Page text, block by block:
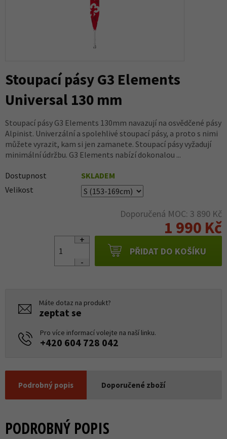
Stoupací pásy G3 Elements
Universal 130 mm
Stoupací pásy G3 Elements 130mm navazují na osvědčené pásy
Alpinist. Univerzální a spolehlivé stoupací pásy, a proto s nimi
můžete vyrazit, kam si jen zamanete. Stoupací pásy vyžadují
minimální údržbu. G3 Elements nabízí dokonalou ...
Dostupnost
SKLADEM
Velikost
Doporučená MOC: 3 890 Kč
1 990 Kč
PŘIDAT DO KOŠÍKU
Máte dotaz na produkt?
zeptat se
Pro více informací volejte na naší linku.
+420 604 728 042
Podrobný popis Doporučené zboží
PODROBNÝ POPIS